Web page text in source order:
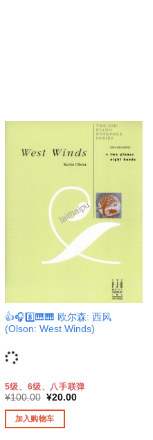
👍🎧8️⃣🎹🎹 欧尔森: 西风
(Olson: West Winds)
5级、6级、八手联弹
¥100.00 原
为：
¥100.00。
¥20.00当
加入购物车